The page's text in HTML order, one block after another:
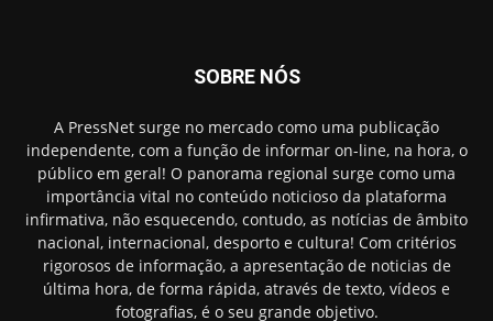
SOBRE NÓS
A PressNet surge no mercado como uma publicação
independente, com a função de informar on-line, na hora, o
público em geral! O panorama regional surge como uma
importância vital no conteúdo noticioso da plataforma
infirmativa, não esquecendo, contudo, as notícias de âmbito
nacional, internacional, desporto e cultura! Com critérios
rigorosos de informação, a apresentação de noticias de
última hora, de forma rápida, através de texto, vídeos e
fotografias, é o seu grande objetivo.